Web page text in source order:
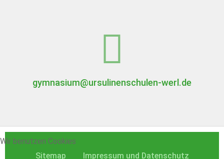
gymnasium@ursulinenschulen-werl.de
Sitemap Impressum und Datenschutz
Wir benutzen Cookies